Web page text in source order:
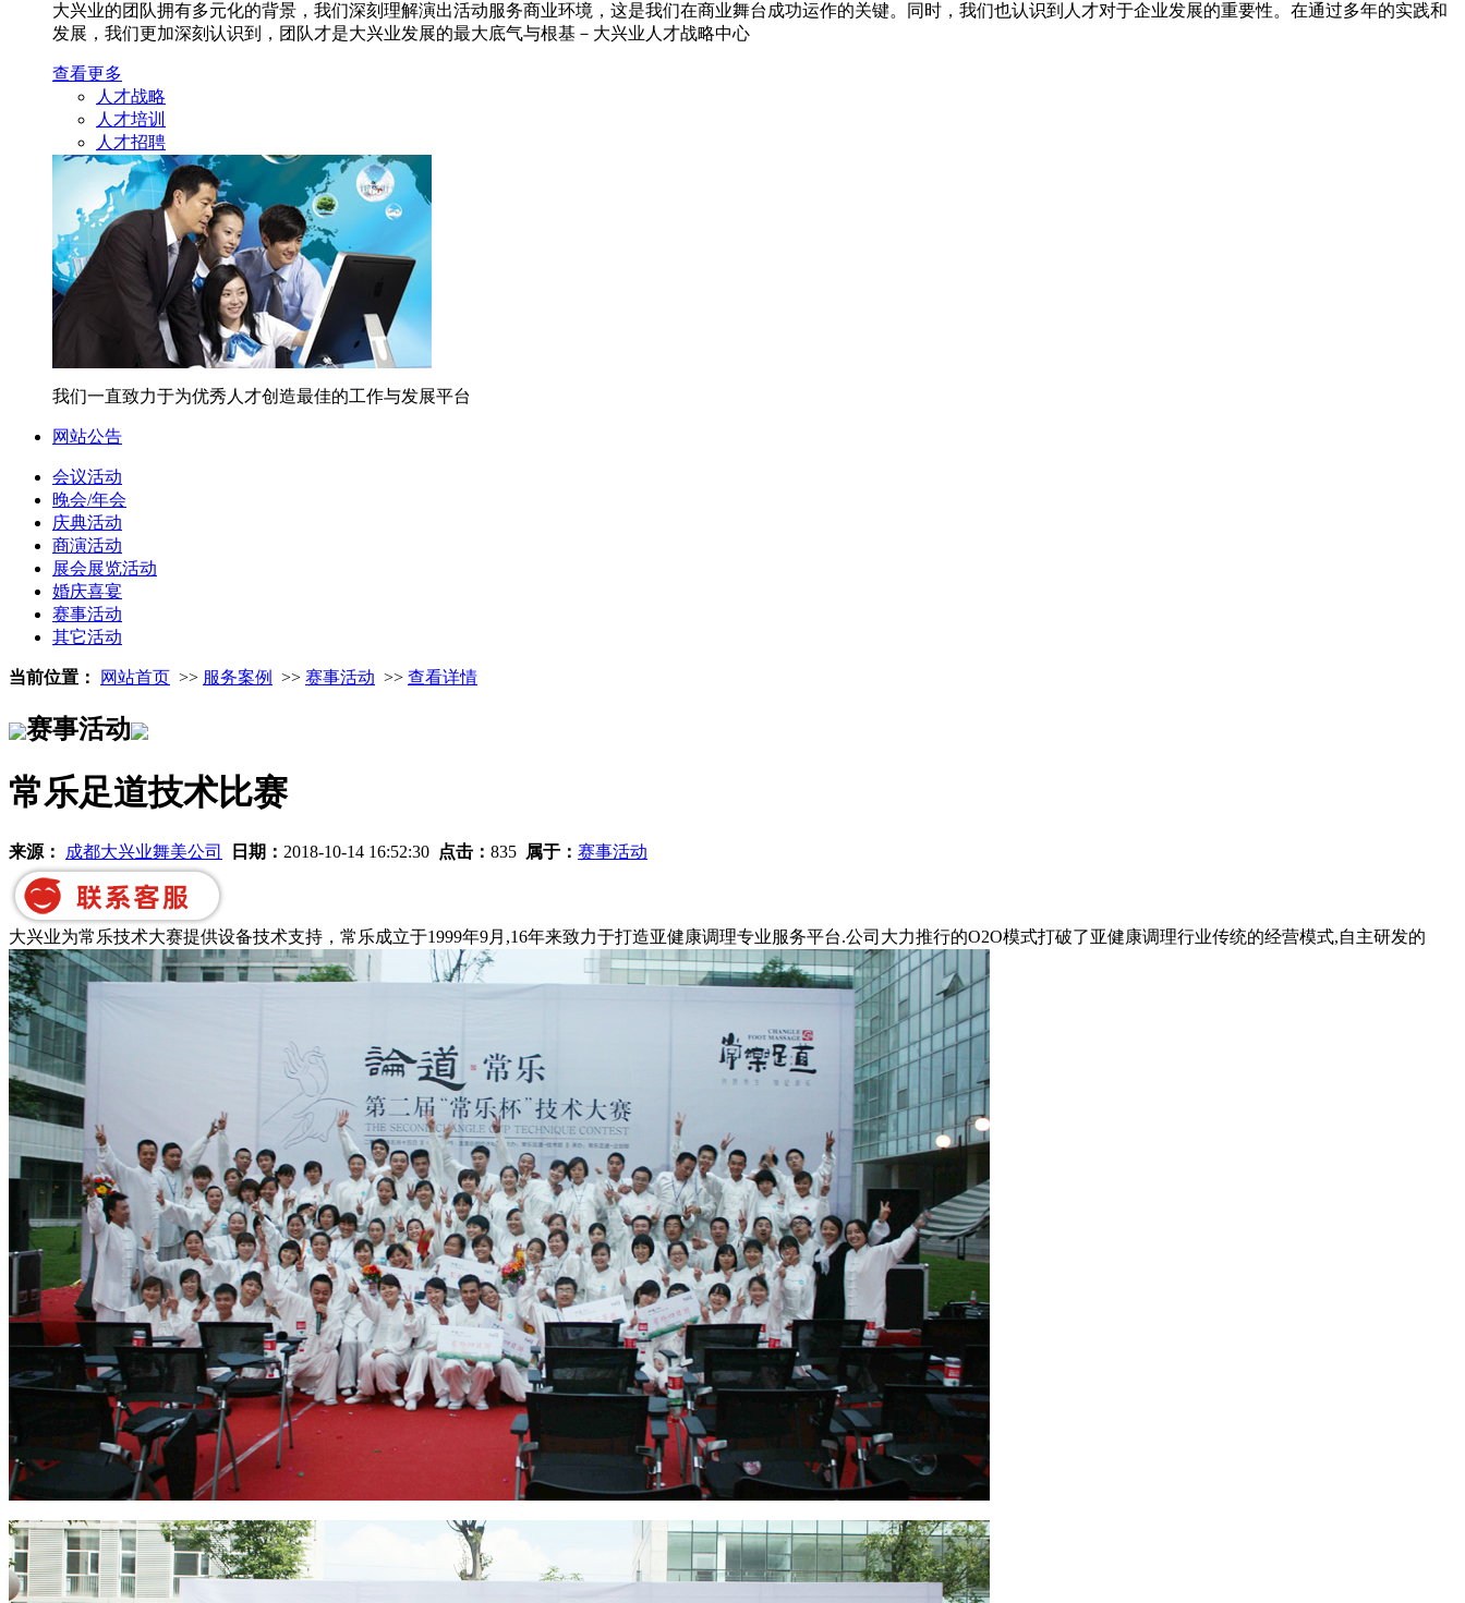
大兴业的团队拥有多元化的背景，我们深刻理解演出活动服务商业环境，这是我们在商业舞台成功运作的关键。同时，我们也认识到人才对于企业发展的重要性。在通过多年的实践和
发展，我们更加深刻认识到，团队才是大兴业发展的最大底气与根基－大兴业人才战略中心
查看更多
人才战略
人才培训
人才招聘
我们一直致力于为优秀人才创造最佳的工作与发展平台
网站公告
会议活动
晚会/年会
庆典活动
商演活动
展会展览活动
婚庆喜宴
赛事活动
其它活动
当前位置： 网站首页 >> 服务案例 >> 赛事活动 >> 查看详情
赛事活动
常乐足道技术比赛
来源： 成都大兴业舞美公司 日期： 2018-10-14 16:52:30 点击： 835 属于： 赛事活动
大兴业为常乐技术大赛提供设备技术支持，常乐成立于1999年9月,16年来致力于打造亚健康调理专业服务平台.公司大力推行的O2O模式打破了亚健康调理行业传统的经营模式,自主研发的